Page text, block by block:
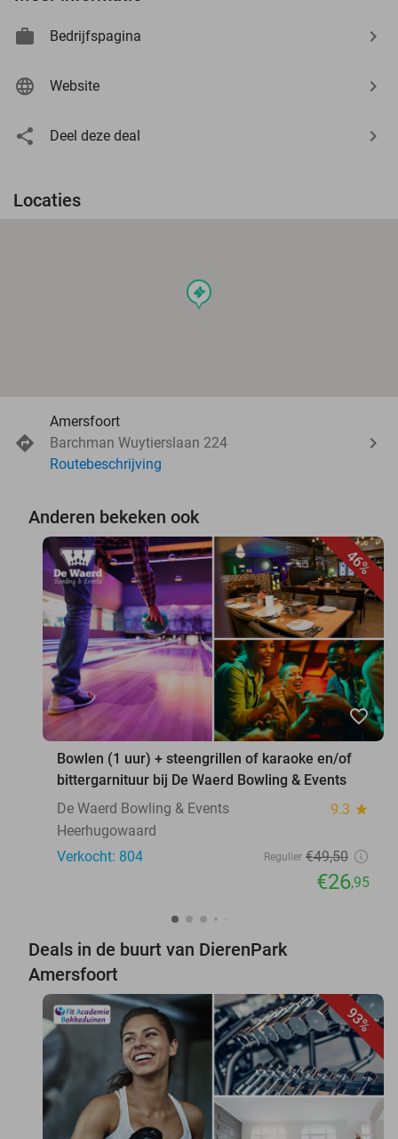
Bedrijfspagina
Website
Deel deze deal
Locaties
events
Amersfoort
Barchman Wuytierslaan 224
Routebeschrijving
Anderen bekeken ook
46%
favorite_border
Bowlen (1 uur) + steengrillen of karaoke en/of
bittergarnituur bij De Waerd Bowling & Events
De Waerd Bowling & Events
9.3 star
Heerhugowaard
Verkocht: 804
Regulier €49,50
€26,95
Deals in de buurt van DierenPark
Amersfoort
93%